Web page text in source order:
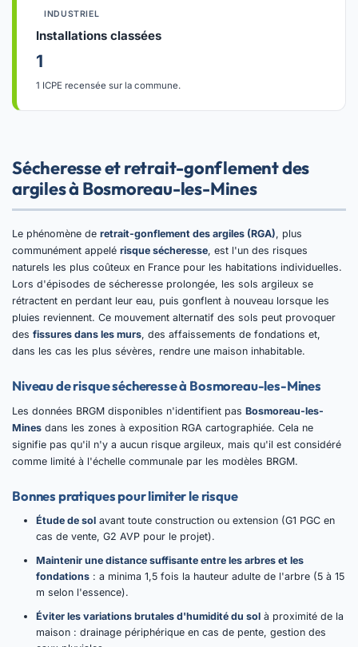
INDUSTRIEL
Installations classées
1
1 ICPE recensée sur la commune.
Sécheresse et retrait-gonflement des
argiles à Bosmoreau-les-Mines
Le phénomène de retrait-gonflement des argiles (RGA), plus
communément appelé risque sécheresse, est l'un des risques
naturels les plus coûteux en France pour les habitations individuelles.
Lors d'épisodes de sécheresse prolongée, les sols argileux se
rétractent en perdant leur eau, puis gonflent à nouveau lorsque les
pluies reviennent. Ce mouvement alternatif des sols peut provoquer
des fissures dans les murs, des affaissements de fondations et,
dans les cas les plus sévères, rendre une maison inhabitable.
Niveau de risque sécheresse à Bosmoreau-les-Mines
Les données BRGM disponibles n'identifient pas Bosmoreau-les-
Mines dans les zones à exposition RGA cartographiée. Cela ne
signifie pas qu'il n'y a aucun risque argileux, mais qu'il est considéré
comme limité à l'échelle communale par les modèles BRGM.
Bonnes pratiques pour limiter le risque
Étude de sol avant toute construction ou extension (G1 PGC en
cas de vente, G2 AVP pour le projet).
Maintenir une distance suffisante entre les arbres et les
fondations : a minima 1,5 fois la hauteur adulte de l'arbre (5 à 15
m selon l'essence).
Éviter les variations brutales d'humidité du sol à proximité de la
maison : drainage périphérique en cas de pente, gestion des